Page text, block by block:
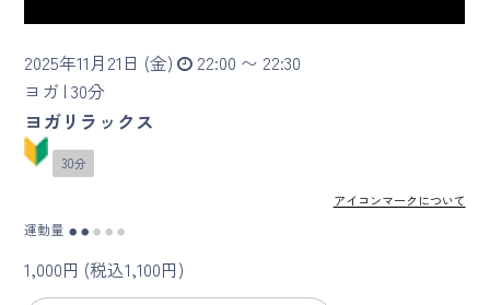
yoggy magazine
yoggy mommy
マイページ
会員規約について
2025年11月21日 (金)
22:00 〜 22:30
ヨガ | 30分
ヨガリラックス
30分
アイコンマークについて
運動量 ● ● ● ● ●
1,000円 (税込1,100円)